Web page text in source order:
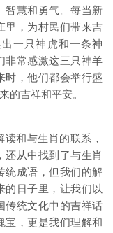
智慧和勇气。每当新
里，为村民们带来吉
一只神虎和一条神
非常感激这三只神羊
时，他们都会举行盛
的吉祥和平安。
和与生肖的联系，
还从中找到了与生肖
统成语，但我们的解
的日子里，让我们以
传统文化中的吉祥话
宝，更是我们理解和